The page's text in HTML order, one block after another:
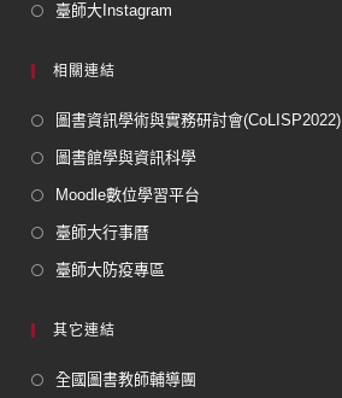
臺師大Instagram
相關連結
圖書資訊學術與實務研討會(CoLISP2022)
圖書館學與資訊科學
Moodle數位學習平台
臺師大行事曆
臺師大防疫專區
其它連結
全國圖書教師輔導團